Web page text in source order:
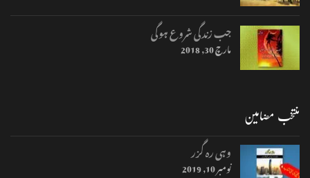
جب زندگی شروع ہوگی
مارچ 30, 2018
منتخب مضامین
وہی رہ گزر
نومبر 10, 2019